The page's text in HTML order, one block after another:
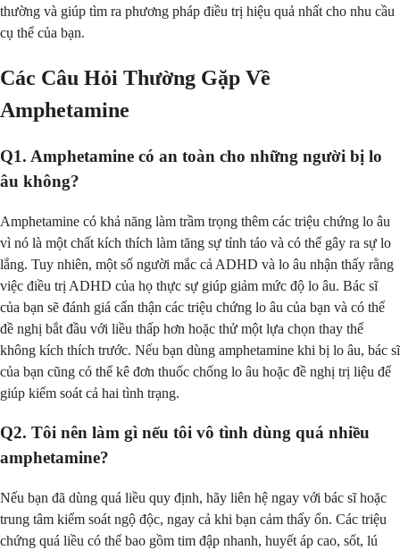
thường và giúp tìm ra phương pháp điều trị hiệu quả nhất cho nhu cầu
cụ thể của bạn.
Các Câu Hỏi Thường Gặp Về
Amphetamine
Q1. Amphetamine có an toàn cho những người bị lo
âu không?
Amphetamine có khả năng làm trầm trọng thêm các triệu chứng lo âu
vì nó là một chất kích thích làm tăng sự tỉnh táo và có thể gây ra sự lo
lắng. Tuy nhiên, một số người mắc cả ADHD và lo âu nhận thấy rằng
việc điều trị ADHD của họ thực sự giúp giảm mức độ lo âu. Bác sĩ
của bạn sẽ đánh giá cẩn thận các triệu chứng lo âu của bạn và có thể
đề nghị bắt đầu với liều thấp hơn hoặc thử một lựa chọn thay thế
không kích thích trước. Nếu bạn dùng amphetamine khi bị lo âu, bác sĩ
của bạn cũng có thể kê đơn thuốc chống lo âu hoặc đề nghị trị liệu để
giúp kiểm soát cả hai tình trạng.
Q2. Tôi nên làm gì nếu tôi vô tình dùng quá nhiều
amphetamine?
Nếu bạn đã dùng quá liều quy định, hãy liên hệ ngay với bác sĩ hoặc
trung tâm kiểm soát ngộ độc, ngay cả khi bạn cảm thấy ổn. Các triệu
chứng quá liều có thể bao gồm tim đập nhanh, huyết áp cao, sốt, lú